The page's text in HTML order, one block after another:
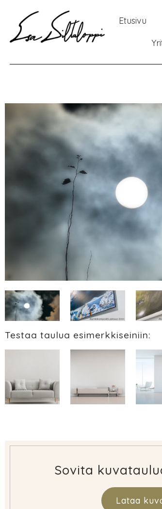
Etusivu
Testaa taulua esimerkkiseiniin:
Sovita
Lataa